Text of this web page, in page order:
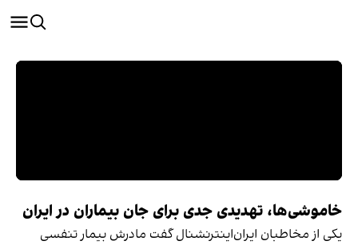
خاموشی‌ها، تهدیدی جدی برای جان بیماران در ایران
یکی از مخاطبان ایران‌اینترنشنال گفت مادرش بیمار تنفسی